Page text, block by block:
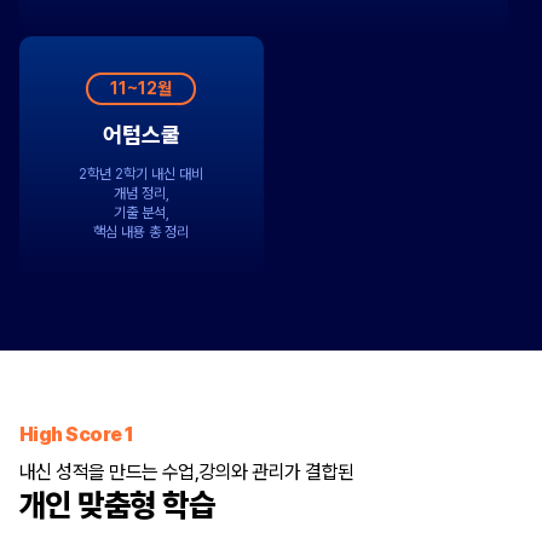
11~12월
어텀스쿨
2학년 2학기 내신 대비
개념 정리,
기출 분석,
핵심 내용 총 정리
High Score 1
내신 성적을 만드는 수업,강의와 관리가 결합된
개인 맞춤형 학습